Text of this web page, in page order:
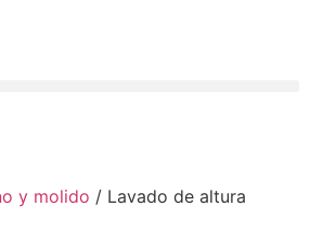
y molido / Lavado de altura